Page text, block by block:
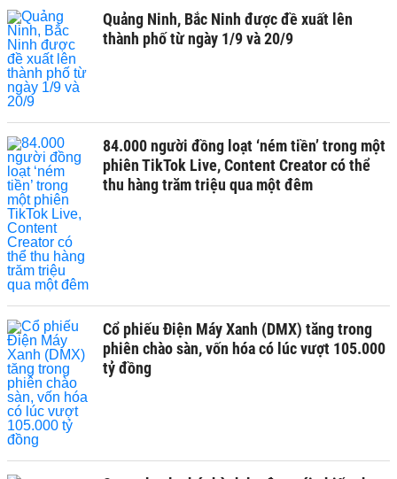
Quảng Ninh, Bắc Ninh được đề xuất lên
thành phố từ ngày 1/9 và 20/9
84.000 người đồng loạt ‘ném tiền’ trong một
phiên TikTok Live, Content Creator có thể
thu hàng trăm triệu qua một đêm
Cổ phiếu Điện Máy Xanh (DMX) tăng trong
phiên chào sàn, vốn hóa có lúc vượt 105.000
tỷ đồng